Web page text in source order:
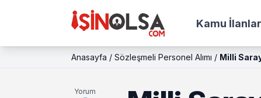
Kamu
Anasayfa / Sözleşmeli Personel Alımı / Milli
Yorum